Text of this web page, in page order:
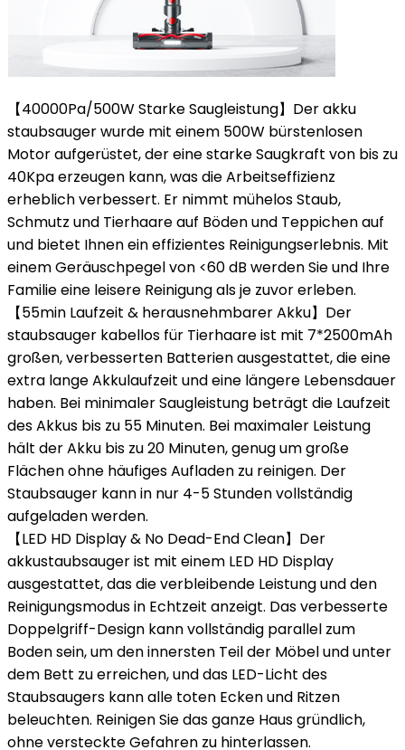
【40000Pa/500W Starke Saugleistung】Der akku
staubsauger wurde mit einem 500W bürstenlosen
Motor aufgerüstet, der eine starke Saugkraft von bis zu
40Kpa erzeugen kann, was die Arbeitseffizienz
erheblich verbessert. Er nimmt mühelos Staub,
Schmutz und Tierhaare auf Böden und Teppichen auf
und bietet Ihnen ein effizientes Reinigungserlebnis. Mit
einem Geräuschpegel von <60 dB werden Sie und Ihre
Familie eine leisere Reinigung als je zuvor erleben.
【55min Laufzeit & herausnehmbarer Akku】Der
staubsauger kabellos für Tierhaare ist mit 7*2500mAh
großen, verbesserten Batterien ausgestattet, die eine
extra lange Akkulaufzeit und eine längere Lebensdauer
haben. Bei minimaler Saugleistung beträgt die Laufzeit
des Akkus bis zu 55 Minuten. Bei maximaler Leistung
hält der Akku bis zu 20 Minuten, genug um große
Flächen ohne häufiges Aufladen zu reinigen. Der
Staubsauger kann in nur 4-5 Stunden vollständig
aufgeladen werden.
【LED HD Display & No Dead-End Clean】Der
akkustaubsauger ist mit einem LED HD Display
ausgestattet, das die verbleibende Leistung und den
Reinigungsmodus in Echtzeit anzeigt. Das verbesserte
Doppelgriff-Design kann vollständig parallel zum
Boden sein, um den innersten Teil der Möbel und unter
dem Bett zu erreichen, und das LED-Licht des
Staubsaugers kann alle toten Ecken und Ritzen
beleuchten. Reinigen Sie das ganze Haus gründlich,
ohne versteckte Gefahren zu hinterlassen.